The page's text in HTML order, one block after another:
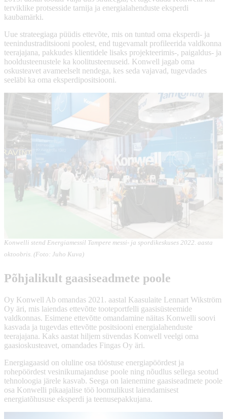
terviklike protsesside tarnija ja energialahenduste eksperdi
kaubamärki.
Uue strateegiaga püüdis ettevõte, mis on tuntud oma eksperdi- ja
teenindustraditsiooni poolest, end tugevamalt profileerida valdkonna
teerajajana, pakkudes klientidele lisaks projekteerimis-, paigaldus- ja
hooldusteenustele ka koolitusteenuseid. Konwell jagab oma
oskusteavet avameelselt nendega, kes seda vajavad, tugevdades
seeläbi ka oma eksperdipositsiooni.
Konwelli stend Energiamessil Tampere messi- ja spordikeskuses 2022. aasta
oktoobris. (Foto: Juho Kuva)
Põhjalikult gaasiseadmete poole
Oy Konwell Ab omandas 2021. aastal Kaasulaite Lennart Wikström
Oy äri, mis laiendas ettevõtte tooteportfelli gaasisüsteemide
valdkonnas. Esimene ettevõtte omandamine näitas Konwelli soovi
kasvada ja tugevdas ettevõtte positsiooni energialahenduste
teerajajana. Kaks aastat hiljem süvendas Konwell veelgi oma
gaasioskusteavet, omandades Fingas Oy äri.
Energiagaasid on oluline osa tööstuse energiapöördest ja
rohepöördest vesinikumajanduse poole ning nõudlus sellega seotud
tehnoloogia järele kasvab. Seega on laienemine gaasiseadmete poole
osa Konwelli pikaajalise töö loomulikust laiendamisest
energiatõhususe eksperdi ja teenusepakkujana.